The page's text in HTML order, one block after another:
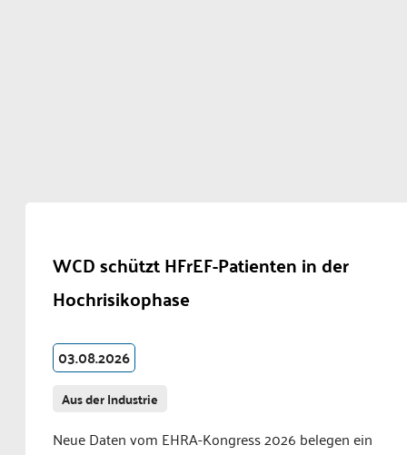
WCD schützt HFrEF-Patienten in der
Hochrisikophase
03.08.2026
Aus der Industrie
Neue Daten vom EHRA-Kongress 2026 belegen ein